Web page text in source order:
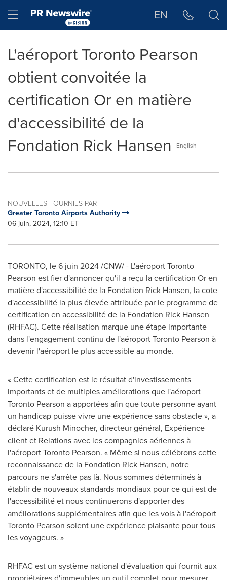
Hamburger menu EN
L'aéroport Toronto Pearson
obtient convoitée la
certification Or en matière
d'accessibilité de la
Fondation Rick Hansen
English
NOUVELLES FOURNIES PAR
Greater Toronto Airports Authority
06 juin, 2024, 12:10 ET
TORONTO, le 6 juin 2024/CNW/ - L'aéroport Toronto
Pearson est fier d'annoncer qu'il a reçu la certification Or en
matière d'accessibilité de la Fondation Rick Hansen, la cote
d'accessibilité la plus élevée attribuée par le programme de
certification en accessibilité de la Fondation Rick Hansen
(RHFAC). Cette réalisation marque une étape importante
dans l'engagement continu de l'aéroport Toronto Pearson à
devenir l'aéroport le plus accessible au monde.
« Cette certification est le résultat d'investissements
importants et de multiples améliorations que l'aéroport
Toronto Pearson a apportées afin que toute personne ayant
un handicap puisse vivre une expérience sans obstacle », a
déclaré Kurush Minocher, directeur général, Expérience
client et Relations avec les compagnies aériennes à
l'aéroport Toronto Pearson. « Même si nous célébrons cette
reconnaissance de la Fondation Rick Hansen, notre
parcours ne s'arrête pas là. Nous sommes déterminés à
établir de nouveaux standards mondiaux pour ce qui est de
l'accessibilité et nous continuerons d'apporter des
améliorations supplémentaires afin que les vols à l'aéroport
Toronto Pearson soient une expérience plaisante pour tous
les voyageurs. »
RHFAC est un système national d'évaluation qui fournit aux